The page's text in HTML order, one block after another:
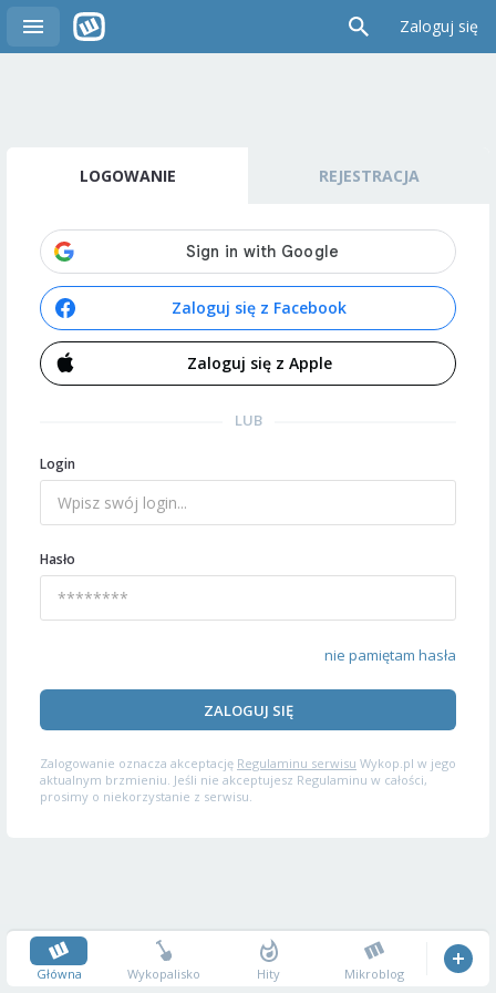
Zaloguj się
LOGOWANIE REJESTRACJA
Zaloguj się z Facebook
Zaloguj się z Apple
LUB
Login
Hasło
nie pamiętam hasła
ZALOGUJ SIĘ
Zalogowanie oznacza akceptację Regulaminu serwisu Wykop.pl w jego
aktualnym brzmieniu. Jeśli nie akceptujesz Regulaminu w całości,
prosimy o niekorzystanie z serwisu.
Główna Wykopalisko Hity Mikroblog